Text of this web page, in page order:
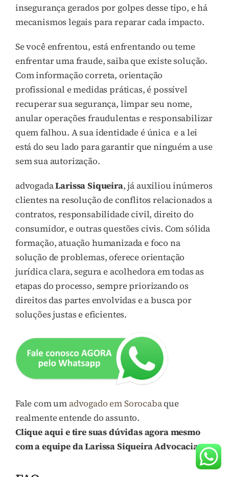
insegurança gerados por golpes desse tipo, e há
mecanismos legais para reparar cada impacto.
Se você enfrentou, está enfrentando ou teme
enfrentar uma fraude, saiba que existe solução.
Com informação correta, orientação
profissional e medidas práticas, é possível
recuperar sua segurança, limpar seu nome,
anular operações fraudulentas e responsabilizar
quem falhou. A sua identidade é única e a lei
está do seu lado para garantir que ninguém a use
sem sua autorização.
advogadaLarissa Siqueira, já auxiliou inúmeros
clientes na resolução de conflitos relacionados a
contratos, responsabilidade civil, direito do
consumidor, e outras questões civis. Com sólida
formação, atuação humanizada e foco na
solução de problemas, oferece orientação
jurídica clara, segura e acolhedora em todas as
etapas do processo, sempre priorizando os
direitos das partes envolvidas e a busca por
soluções justas e eficientes.
Fale com um advogado em Sorocabaque
realmente entende do assunto.
Clique aqui e tire suas dúvidas agora mesmo
com a equipe da Larissa Siqueira Advocacia.